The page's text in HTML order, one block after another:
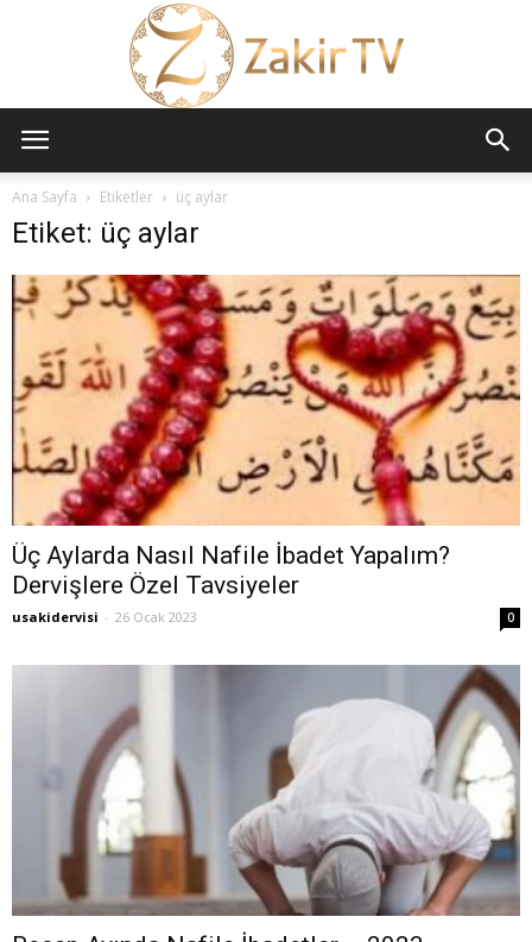
Ana Sayfa Etiketler üç aylar
Etiket: üç aylar
Üç Aylarda Nasıl Nafile İbadet Yapalım?
Dervişlere Özel Tavsiyeler
usakidervisi - 26 Ocak 2023 0